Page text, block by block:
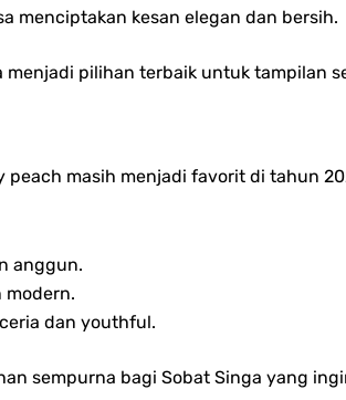
menciptakan kesan elegan dan bersih.
pilihan terbaik untuk tampilan
masih menjadi favorit di tahun
anggun.
modern.
dan youthful.
sempurna bagi Sobat Singa yang